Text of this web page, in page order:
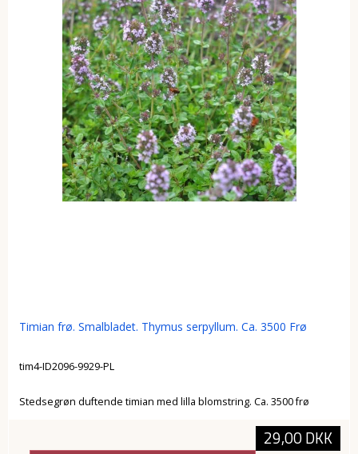
Timian frø. Smalbladet. Thymus serpyllum. Ca. 3500 Frø
tim4-ID2096-9929-PL
Stedsegrøn duftende timian med lilla blomstring. Ca. 3500 frø
29,00 DKK